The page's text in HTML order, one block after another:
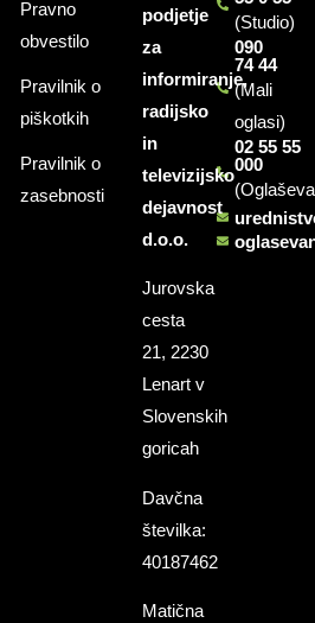
Pravno
obvestilo
Pravilnik o
piškotkih
Pravilnik o
zasebnosti
podjetje
za
informiranje,
radijsko
in
televizijsko
dejavnost
d.o.o.
Jurovska
cesta
21, 2230
Lenart v
Slovenskih
goricah
Davčna
številka:
40187462
Matična
(Studio)
090
74 44
(Mali
oglasi)
02 55 55
000